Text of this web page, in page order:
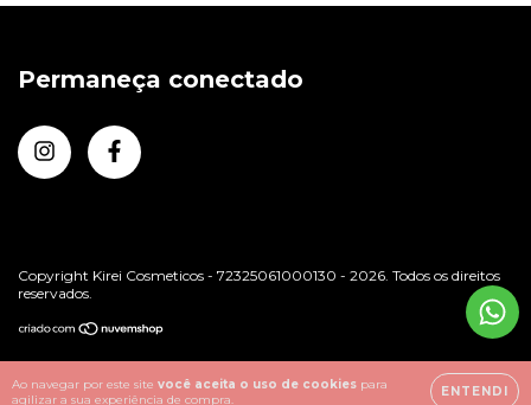
Ao navegar por este site você aceita o uso de cookies para
agilizar a sua experiência de compra.
ENTENDI
Permaneça conectado
Copyright Kirei Cosmeticos - 72325061000130 - 2026. Todos os direitos
reservados.